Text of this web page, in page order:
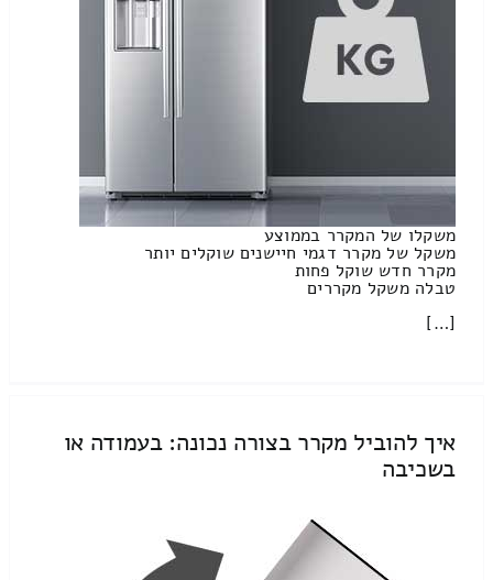
משקלו של המקרר בממוצע
משקל של מקרר דגמי חיישנים שוקלים יותר
מקרר חדש שוקל פחות
טבלה משקל מקררים
[…]
איך להוביל מקרר בצורה נכונה: בעמודה או
בשכיבה